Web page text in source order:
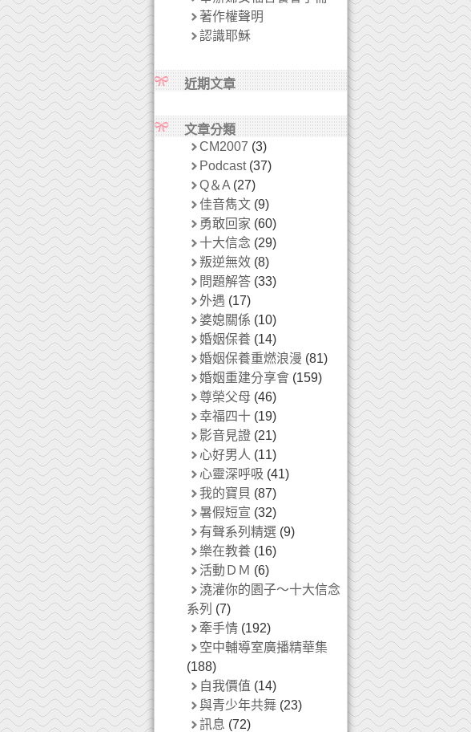
著作權聲明
認識耶穌
近期文章
文章分類
CM2007 (3)
Podcast(37)
Q＆A(27)
佳音雋文(9)
勇敢回家 (60)
十大信念 (29)
叛逆無效(8)
問題解答(33)
外遇 (17)
婆媳關係 (10)
婚姻保養(14)
婚姻保養重燃浪漫 (81)
婚姻重建分享會(159)
尊榮父母 (46)
幸福四十(19)
影音見證(21)
心好男人 (11)
心靈深呼吸 (41)
我的寶貝 (87)
暑假短宣 (32)
有聲系列精選(9)
樂在教養(16)
活動ＤＭ (6)
澆灌你的園子～十大信念
系列 (7)
牽手情(192)
空中輔導室廣播精華集
(188)
自我價值 (14)
與青少年共舞(23)
訊息 (72)